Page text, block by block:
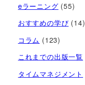
eラーニング (55)
おすすめの学び (14)
コラム (123)
これまでの出版一覧
タイムマネジメント